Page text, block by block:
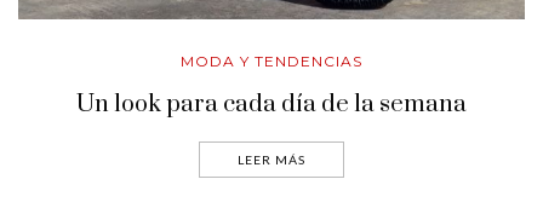
MODA Y TENDENCIAS
Un look para cada día de la semana
LEER MÁS